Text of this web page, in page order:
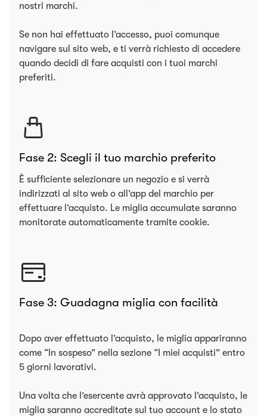
nostri marchi.
Se non hai effettuato l’accesso, puoi comunque
navigare sul sito web, e ti verrà richiesto di accedere
quando decidi di fare acquisti con i tuoi marchi
preferiti.
Fase 2: Scegli il tuo marchio preferito
È sufficiente selezionare un negozio e si verrà
indirizzati al sito web o all’app del marchio per
effettuare l’acquisto. Le miglia accumulate saranno
monitorate automaticamente tramite cookie.
Fase 3: Guadagna miglia con facilità
Dopo aver effettuato l’acquisto, le miglia appariranno
come “In sospeso” nella sezione “I miei acquisti” entro
5 giorni lavorativi.
Una volta che l’esercente avrà approvato l’acquisto, le
miglia saranno accreditate sul tuo account e lo stato